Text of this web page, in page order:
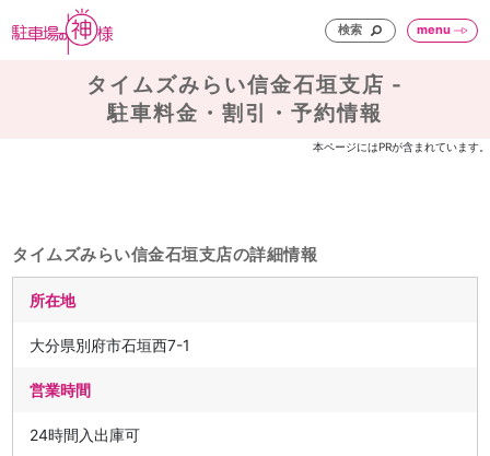
検索 menu
タイムズみらい信金石垣支店 -
駐車料金・割引・予約情報
本ページにはPRが含まれています。
タイムズみらい信金石垣支店の詳細情報
所在地
大分県別府市石垣西7-1
営業時間
24時間入出庫可